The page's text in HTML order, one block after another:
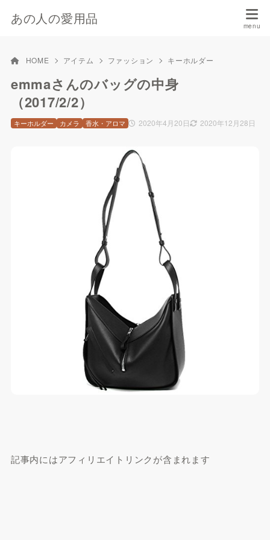
あの人の愛用品
HOME アイテム ファッション キーホルダー
emmaさんのバッグの中身
（2017/2/2）
2020年4月20日 2020年12月28日
キーホルダー カメラ 香水・アロマ
記事内にはアフィリエイトリンクが含まれます